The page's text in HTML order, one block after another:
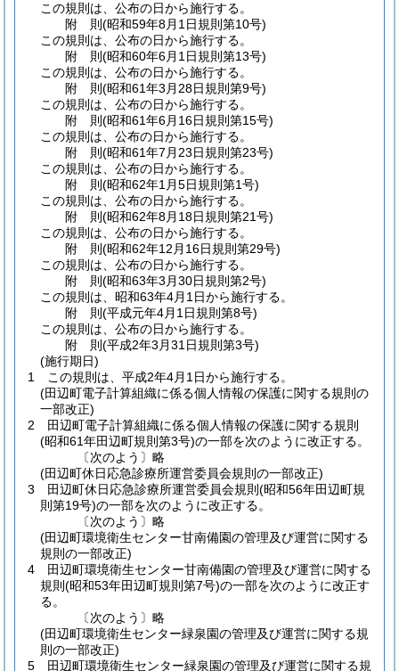
この規則は、公布の日から施行する。
附 則(昭和59年8月1日規則第10号)
この規則は、公布の日から施行する。
附 則(昭和60年6月1日規則第13号)
この規則は、公布の日から施行する。
附 則(昭和61年3月28日規則第9号)
この規則は、公布の日から施行する。
附 則(昭和61年6月16日規則第15号)
この規則は、公布の日から施行する。
附 則(昭和61年7月23日規則第23号)
この規則は、公布の日から施行する。
附 則(昭和62年1月5日規則第1号)
この規則は、公布の日から施行する。
附 則(昭和62年8月18日規則第21号)
この規則は、公布の日から施行する。
附 則(昭和62年12月16日規則第29号)
この規則は、公布の日から施行する。
附 則(昭和63年3月30日規則第2号)
この規則は、昭和63年4月1日から施行する。
附 則(平成元年4月1日規則第8号)
この規則は、公布の日から施行する。
附 則(平成2年3月31日規則第3号)
(施行期日)
1
この規則は、平成2年4月1日から施行する。
(田辺町電子計算組織に係る個人情報の保護に関する規則の
一部改正)
2
田辺町電子計算組織に係る個人情報の保護に関する規則
(昭和61年田辺町規則第3号)の一部を次のように改正する。
〔次のよう〕略
(田辺町休日応急診療所運営委員会規則の一部改正)
3
田辺町休日応急診療所運営委員会規則 (昭和56年田辺町規
則第19号)の一部を次のように改正する。
〔次のよう〕略
(田辺町環境衛生センター甘南備園の管理及び運営に関する
規則の一部改正)
4
田辺町環境衛生センター甘南備園の管理及び運営に関する
規則 (昭和53年田辺町規則第7号)の一部を次のように改正す
る。
〔次のよう〕略
(田辺町環境衛生センター緑泉園の管理及び運営に関する規
則の一部改正)
5
田辺町環境衛生センター緑泉園の管理及び運営に関する規